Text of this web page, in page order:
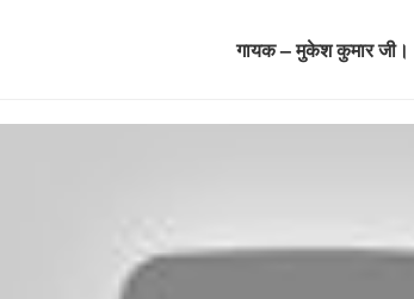
गायक – मुकेश कुमार जी।